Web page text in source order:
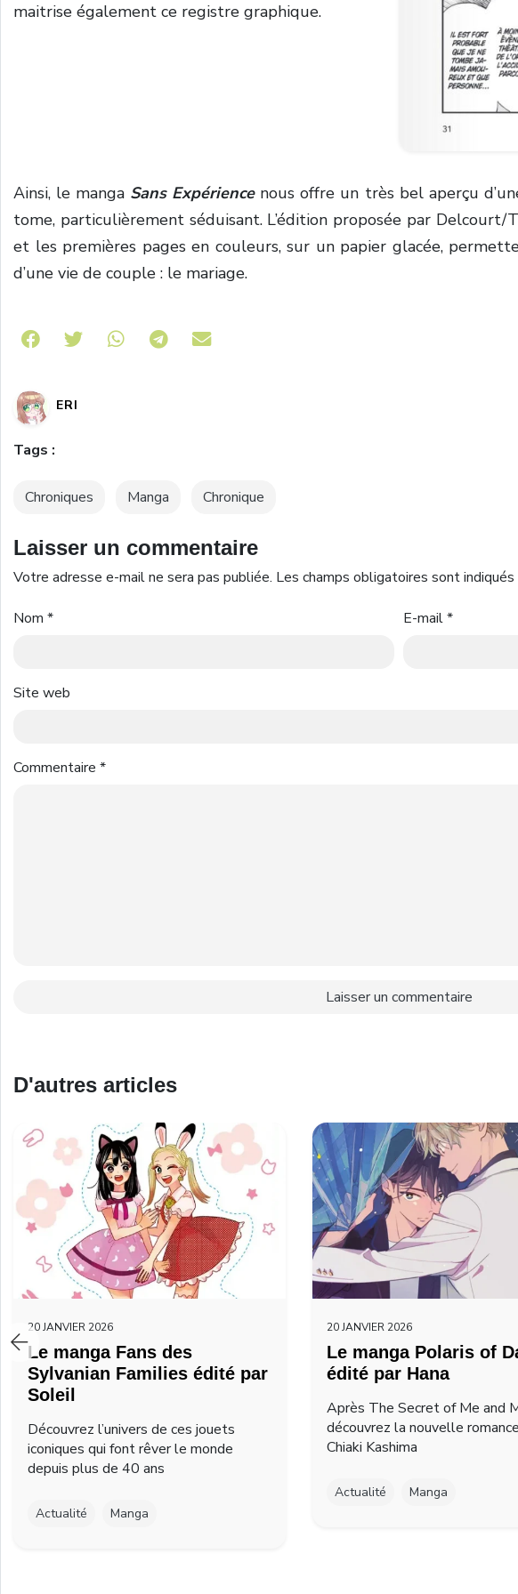
maitrise également ce registre graphique.
Ainsi, le manga Sans Expériencenous offre un très bel aperçu
tome, particulièrement séduisant. L’édition proposée par
et les premières pages en couleurs, sur un papier glacée,
d’une vie de couple : le mariage.
Share on Telegram
ERI
Tags :
Chroniques Manga Chronique
Laisser un commentaire
Votre adresse e-mail ne sera pas publiée. Les champs obligatoires sont indiqués
Nom * E-mail*
Site web
Commentaire *
D'autres articles
20 JANVIER 2026
Le manga Fans des
Sylvanian Families édité par
Soleil
Découvrez l’univers de ces jouets
iconiques qui font rêver le monde
depuis plus de 40 ans
Actualité Manga
20 JANVIER 2026
Le manga Polaris of
édité par Hana
Après The Secret of Me and
découvrez la nouvelle
Chiaki Kashima
Actualité Manga